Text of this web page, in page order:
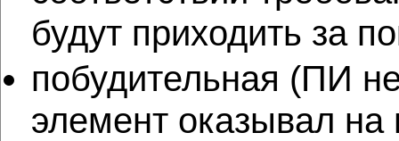
будут приходить за
побудительная (ПИ
элемент оказывал на